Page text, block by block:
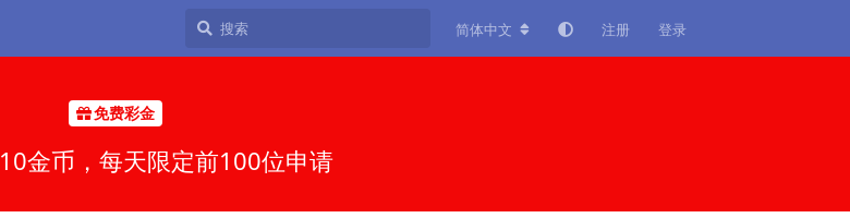
简体中文 注册 登录
免费彩金
金币，每天限定前100位申请